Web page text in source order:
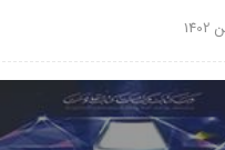
1402